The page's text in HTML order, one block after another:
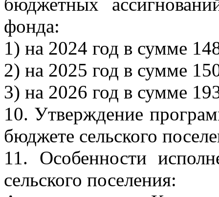
бюджетных
фонда:
1) на 2024 год в сумме
2) на 2025 год в сумме
3) на 2026 год в сумме
10. Утверждение
бюджете сельского
11. Особенности
сельского поселения: